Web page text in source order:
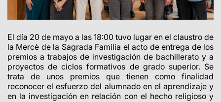
El día 20 de mayo a las 18:00 tuvo lugar en el claustro de
la Mercè de la Sagrada Familia el acto de entrega de los
premios a trabajos de investigación de bachillerato y a
proyectos de ciclos formativos de grado superior. Se
trata de unos premios que tienen como finalidad
reconocer el esfuerzo del alumnado en el aprendizaje y
en la investigación en relación con el hecho religioso y